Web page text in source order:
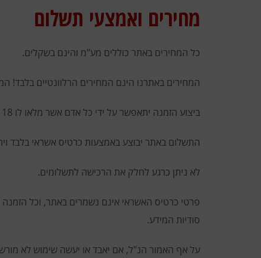
מחירים ואמצעי תשלום
כל המחירים באתר כוללים מע"מ והינם בשקלים.
המחירים באתרנו הינם המחירים הרלוונטיים
ביצוע הזמנה יתאפשר על ידי כל אדם אשר מלאו לו 18 שנים לפחות אשר בבעלותו כרטיס אשראי על שמו.
התשלום באתר יבוצע באמצעות כרטיס אשראי בלבד
לא ניתן כרגע לחלק את הרכישה לתשלומים.
סודיות המידע.
על אף האמור הנ"ל, אם יאבד או יעשה שימוש לא